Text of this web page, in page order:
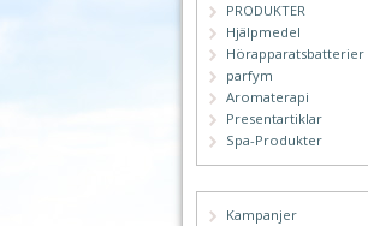
PRODUKTER
Hjälpmedel
Hörapparatsbatterier
parfym
Aromaterapi
Presentartiklar
Spa-Produkter
Kampanjer